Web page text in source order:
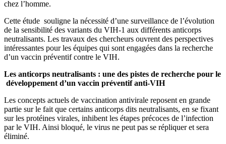
chez l’homme.
Cette étude souligne la nécessité d’une surveillance de l’évolution
de la sensibilité des variants du VIH-1 aux différents anticorps
neutralisants. Les travaux des chercheurs ouvrent des perspectives
intéressantes pour les équipes qui sont engagées dans la recherche
d’un vaccin préventif contre le VIH.
Les anticorps neutralisants : une des pistes de recherche pour le
développement d’un vaccin préventif anti-VIH
Les concepts actuels de vaccination antivirale reposent en grande
partie sur le fait que certains anticorps dits neutralisants, en se fixant
sur les protéines virales, inhibent les étapes précoces de l’infection
par le VIH. Ainsi bloqué, le virus ne peut pas se répliquer et sera
éliminé.